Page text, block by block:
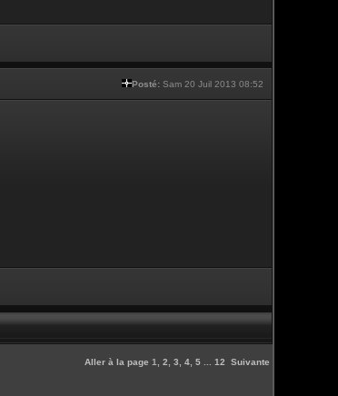
Posté: Sam 20 Juil 2013 08:52
Aller à la page 1 2 3 4 5 12 Suivante